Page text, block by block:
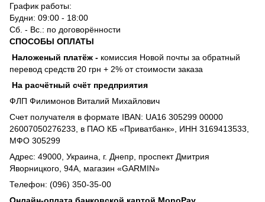
График работы:
Будни: 09:00 - 18:00
Сб. - Вс.: по договорённости
СПОСОБЫ ОПЛАТЫ
Наложеный платёж - комиссия Новой почты за обратный
перевод средств 20 грн + 2% от стоимости заказа
На расчётный счёт предприятия
ФЛП Филимонов Виталий Михайлович
Счет получателя в формате IBAN: UA16 305299 00000
26007050276233, в ПАО КБ «Приватбанк», ИНН 3169413533,
МФО 305299
Адрес: 49000, Украина, г. Днепр, проспект Дмитрия
Яворницкого, 94А, магазин «GARMIN»
Телефон: (096) 350-35-00